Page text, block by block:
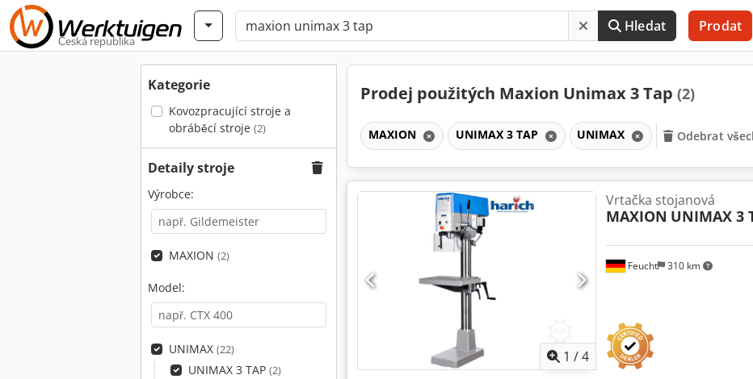
Česká republika
Hledat Prodat
Kategorie
Kovozpracující stroje a
obráběcí stroje (2)
Detaily stroje
Výrobce:
MAXION (2)
Model:
UNIMAX (22)
UNIMAX 3 TAP (2)
Prodej použitých Maxion Unimax 3 Tap (2)
MAXION UNIMAX 3 TAP UNIMAX Odebrat
1 /4
Feucht 310 km
Vrtačka stojanová
MAXION UNIMAX 3